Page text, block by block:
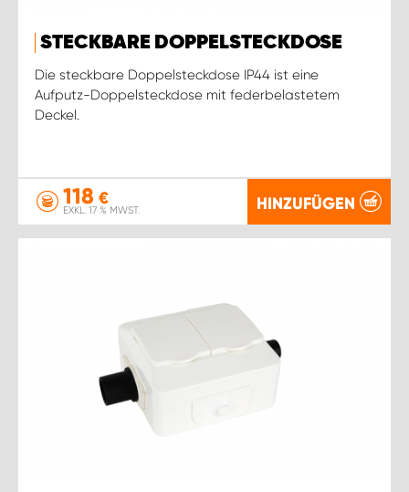
STECKBARE DOPPELSTECKDOSE
Die steckbare Doppelsteckdose IP44 ist eine
Aufputz-Doppelsteckdose mit federbelastetem
Deckel.
118 €
EXKL. 17 % MWST. HINZUFÜGEN